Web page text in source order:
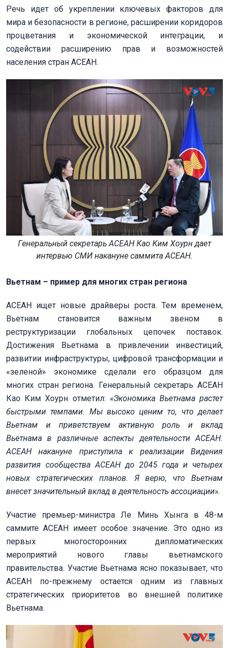
Речь идет об укреплении ключевых факторов для
мира и безопасности в регионе, расширении коридоров
процветания и экономической интеграции, и
содействии расширению прав и возможностей
населения стран АСЕАН.
Генеральный секретарь АСЕАН Као Ким Хоурн дает
интервью СМИ накануне саммита АСЕАН.
Вьетнам – пример для многих стран региона
АСЕАН ищет новые драйверы роста. Тем временем,
Вьетнам становится важным звеном в
реструктуризации глобальных цепочек поставок.
Достижения Вьетнама в привлечении инвестиций,
развитии инфраструктуры, цифровой трансформации и
«зеленой» экономике сделали его образцом для
многих стран региона. Генеральный секретарь АСЕАН
Као Ким Хоурн отметил: «Экономика Вьетнама растет
быстрыми темпами. Мы высоко ценим то, что делает
Вьетнам и приветствуем активную роль и вклад
Вьетнама в различные аспекты деятельности АСЕАН.
АСЕАН накануне приступила к реализации Видения
развития сообщества АСЕАН до 2045 года и четырех
новых стратегических планов. Я верю, что Вьетнам
внесет значительный вклад в деятельность ассоциации».
Участие премьер-министра Ле Минь Хынга в 48-м
саммите АСЕАН имеет особое значение. Это одно из
первых многосторонних дипломатических
мероприятий нового главы вьетнамского
правительства. Участие Вьетнама ясно показывает, что
АСЕАН по-прежнему остается одним из главных
стратегических приоритетов во внешней политике
Вьетнама.